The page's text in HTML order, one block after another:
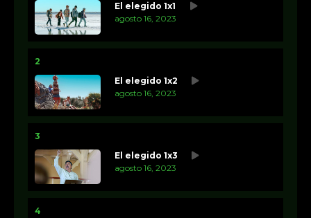
El elegido 1x1
agosto 16, 2023
2
El elegido 1x2
agosto 16, 2023
3
El elegido 1x3
agosto 16, 2023
4